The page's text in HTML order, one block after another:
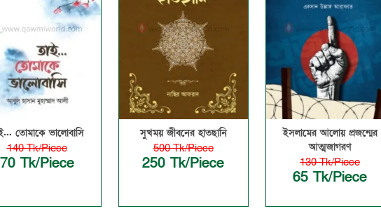
তোমাকে ভালোবাসি
140 Tk/Piece
70 Tk/Piece
সুখময় জীবনের হাতছানি
500 Tk/Piece
250 Tk/Piece
ইসলামের আলোয় প্রজন্মের
আত্মজাগরণ
130 Tk/Piece
65 Tk/Piece